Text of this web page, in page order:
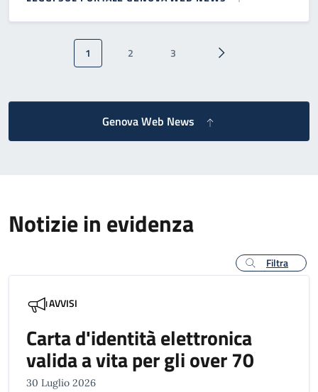
Paginazione
Pagina attuale
1 Pagina
2 Pagina
3 Pagina successiva
Genova Web News
Notizie in evidenza
Filtra
AVVISI
Carta d'identità elettronica
valida a vita per gli over 70
30 Luglio 2026